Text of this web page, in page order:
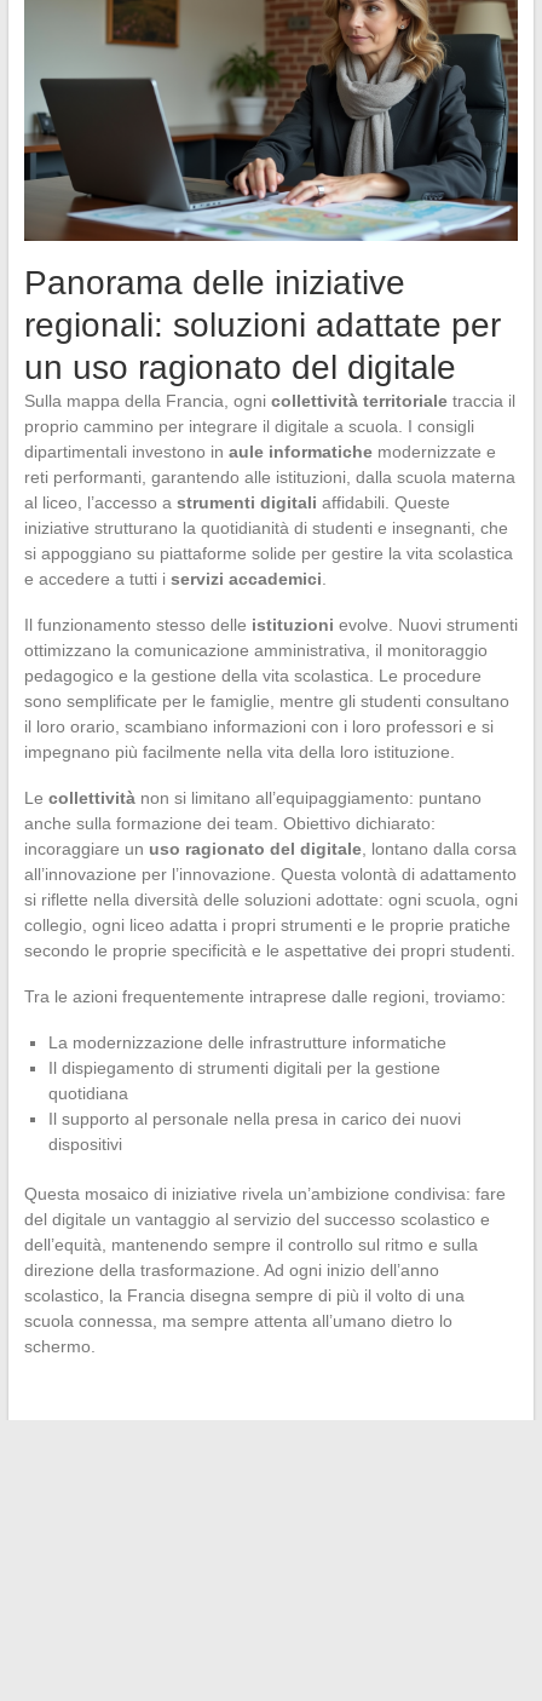
Panorama delle iniziative
regionali: soluzioni adattate per
un uso ragionato del digitale
Sulla mappa della Francia, ogni collettività territorialetraccia il
proprio cammino per integrare il digitale a scuola. I consigli
dipartimentali investono in aule informatichemodernizzate e
reti performanti, garantendo alle istituzioni, dalla scuola materna
al liceo, l’accesso a strumenti digitali affidabili. Queste
iniziative strutturano la quotidianità di studenti e insegnanti, che
si appoggiano su piattaforme solide per gestire la vita scolastica
e accedere a tutti i servizi accademici
Il funzionamento stesso delle istituzioni evolve. Nuovi strumenti
ottimizzano la comunicazione amministrativa, il monitoraggio
pedagogico e la gestione della vita scolastica. Le procedure
sono semplificate per le famiglie, mentre gli studenti consultano
il loro orario, scambiano informazioni con i loro professori e si
impegnano più facilmente nella vita della loro istituzione.
Le collettivitànon si limitano all’equipaggiamento: puntano
anche sulla formazione dei team. Obiettivo dichiarato:
incoraggiare un uso ragionato del digitale, lontano dalla corsa
all’innovazione per l’innovazione. Questa volontà di adattamento
si riflette nella diversità delle soluzioni adottate: ogni scuola, ogni
collegio, ogni liceo adatta i propri strumenti e le proprie pratiche
secondo le proprie specificità e le aspettative dei propri studenti.
Tra le azioni frequentemente intraprese dalle regioni, troviamo:
La modernizzazione delle infrastrutture informatiche
Il dispiegamento di strumenti digitali per la gestione
quotidiana
Il supporto al personale nella presa in carico dei nuovi
dispositivi
Questa mosaico di iniziative rivela un’ambizione condivisa: fare
del digitale un vantaggio al servizio del successo scolastico e
dell’equità, mantenendo sempre il controllo sul ritmo e sulla
direzione della trasformazione. Ad ogni inizio dell’anno
scolastico, la Francia disegna sempre di più il volto di una
scuola connessa, ma sempre attenta all’umano dietro lo
schermo.